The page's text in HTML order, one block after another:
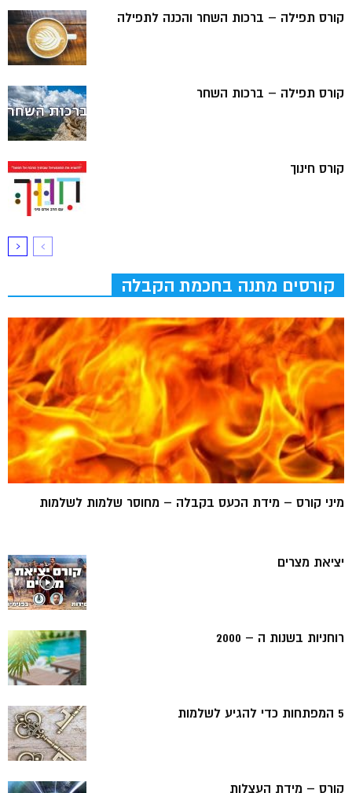
קורס תפילה – ברכות השחר והכנה לתפילה
קורס תפילה – ברכות השחר
קורס חינוך
קורסים מתנה בחכמת הקבלה
מיני קורס – מידת הכעס בקבלה – מחוסר שלמות לשלמות
יציאת מצרים
רוחניות בשנות ה – 2000
5 המפתחות כדי להגיע לשלמות
קורס – מידת העצלות